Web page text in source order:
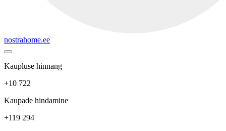
nostrahome.ee
Kaupluse hinnang
+10 722
Kaupade hindamine
+119 294